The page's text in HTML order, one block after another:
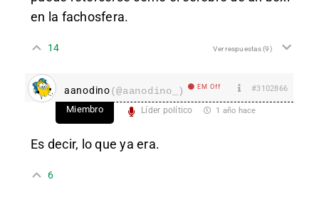
en la fachosfera.
14 Ver respuestas(9)
aanodino(@aanodino_) EM Off #3102866
Miembro Líder político 1 año hace
Es decir, lo que ya era.
6